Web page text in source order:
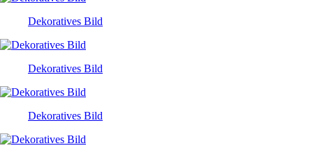
Dekoratives Bild
Dekoratives Bild
Dekoratives Bild